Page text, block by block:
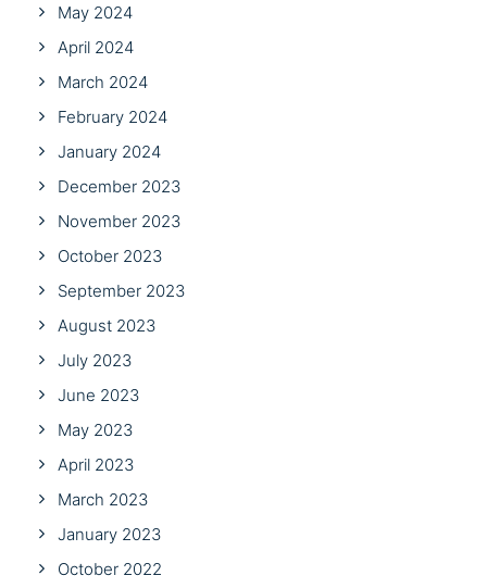
May 2024
April 2024
March 2024
February 2024
January 2024
December 2023
November 2023
October 2023
September 2023
August 2023
July 2023
June 2023
May 2023
April 2023
March 2023
January 2023
October 2022